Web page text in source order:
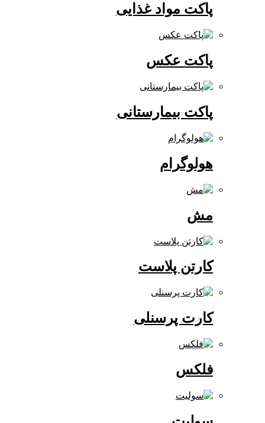
پاکت مواد غذایی
پاکت عکس
پاکت بیمارستانی
هولوگرام
کارتن پلاست
کارت پرسنلی